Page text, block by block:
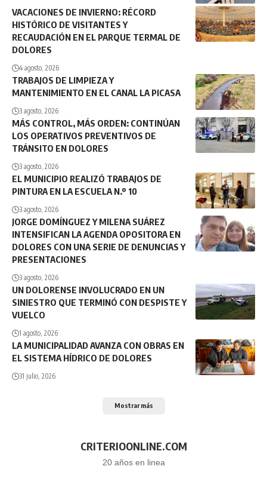
VACACIONES DE INVIERNO: RÉCORD
HISTÓRICO DE VISITANTES Y
RECAUDACIÓN EN EL PARQUE TERMAL DE
DOLORES
4 agosto, 2026
TRABAJOS DE LIMPIEZA Y
MANTENIMIENTO EN EL CANAL LA PICASA
3 agosto, 2026
MÁS CONTROL, MÁS ORDEN: CONTINÚAN
LOS OPERATIVOS PREVENTIVOS DE
TRÁNSITO EN DOLORES
3 agosto, 2026
EL MUNICIPIO REALIZÓ TRABAJOS DE
PINTURA EN LA ESCUELA N.º 10
3 agosto, 2026
JORGE DOMÍNGUEZ Y MILENA SUÁREZ
INTENSIFICAN LA AGENDA OPOSITORA EN
DOLORES CON UNA SERIE DE DENUNCIAS Y
PRESENTACIONES
3 agosto, 2026
UN DOLORENSE INVOLUCRADO EN UN
SINIESTRO QUE TERMINÓ CON DESPISTE Y
VUELCO
1 agosto, 2026
LA MUNICIPALIDAD AVANZA CON OBRAS EN
EL SISTEMA HÍDRICO DE DOLORES
31 julio, 2026
Mostrar más
CRITERIOONLINE.COM
20 años en linea